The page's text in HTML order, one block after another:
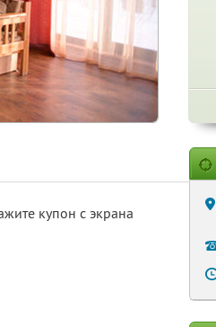
купон с экрана